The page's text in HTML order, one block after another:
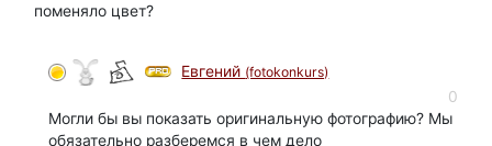
поменяло цвет?
Евгений (fotokonkurs)
0
Могли бы вы показать оригинальную фотографию? Мы
обязательно разберемся в чем дело